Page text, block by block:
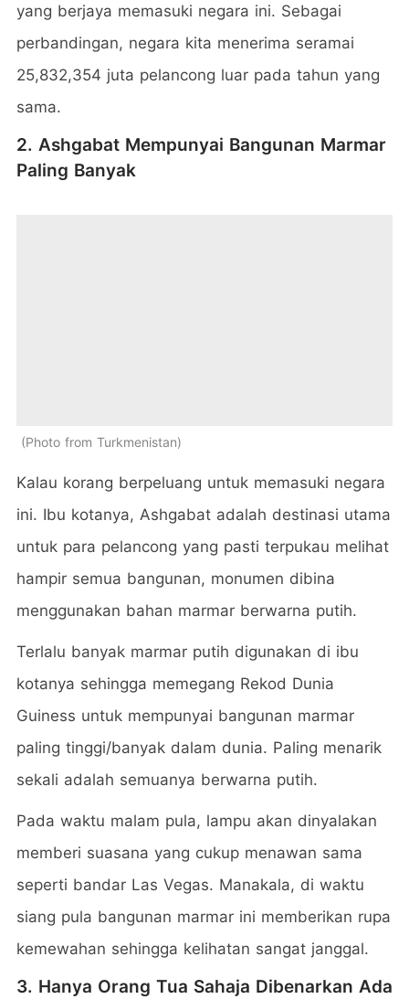
yang berjaya memasuki negara ini. Sebagai
perbandingan, negara kita menerima seramai
25,832,354 juta pelancong luar pada tahun yang
sama.
2. Ashgabat Mempunyai Bangunan Marmar
Paling Banyak
Photo from Turkmenistan
Kalau korang berpeluang untuk memasuki negara
ini. Ibu kotanya, Ashgabat adalah destinasi utama
untuk para pelancong yang pasti terpukau melihat
hampir semua bangunan, monumen dibina
menggunakan bahan marmar berwarna putih.
Terlalu banyak marmar putih digunakan di ibu
kotanya sehingga memegang Rekod Dunia
Guiness untuk mempunyai bangunan marmar
paling tinggi/banyak dalam dunia. Paling menarik
sekali adalah semuanya berwarna putih.
Pada waktu malam pula, lampu akan dinyalakan
memberi suasana yang cukup menawan sama
seperti bandar Las Vegas. Manakala, di waktu
siang pula bangunan marmar ini memberikan rupa
kemewahan sehingga kelihatan sangat janggal.
3. Hanya Orang Tua Sahaja Dibenarkan Ada